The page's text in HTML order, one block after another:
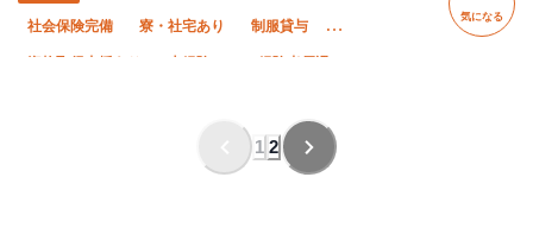
社会保険完備 寮・社宅あり 制服貸与
気になる
1 2